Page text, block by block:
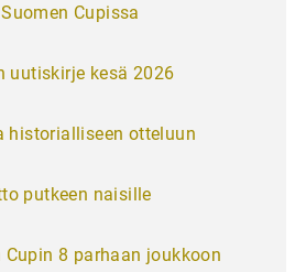
Cupissa
uutiskirje kesä 2026
historialliseen otteluun
putkeen naisille
Cupin 8 parhaan joukkoon